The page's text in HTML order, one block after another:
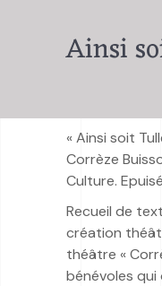
Ainsi
« Ainsi soit
Corrèze
Culture. Epuisé
Recueil de
création
théâtre «
bénévoles